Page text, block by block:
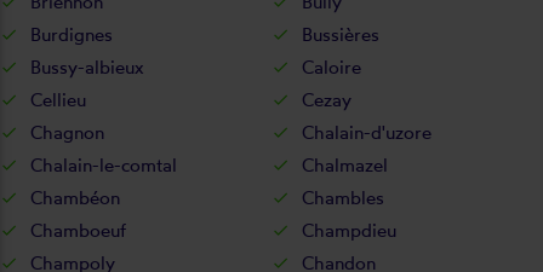
Burdignes
Bussières
Bussy-albieux
Caloire
Cellieu
Cezay
Chagnon
Chalain-d'uzore
Chalain-le-comtal
Chalmazel
Chambéon
Chambles
Chamboeuf
Champdieu
Champoly
Chandon